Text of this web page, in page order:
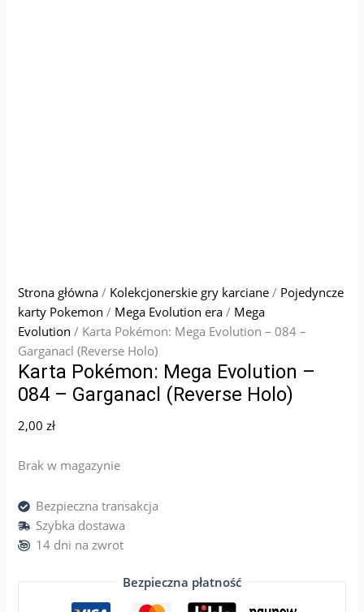
Strona główna / Kolekcjonerskie gry karciane / Pojedyncze
karty Pokemon / Mega Evolution era / Mega
Evolution / Karta Pokémon: Mega Evolution – 084 –
Garganacl (Reverse Holo)
Karta Pokémon: Mega Evolution –
084 – Garganacl (Reverse Holo)
2,00zł
Brak w magazynie
Bezpieczna transakcja
Szybka dostawa
14 dni na zwrot
Bezpieczna płatność